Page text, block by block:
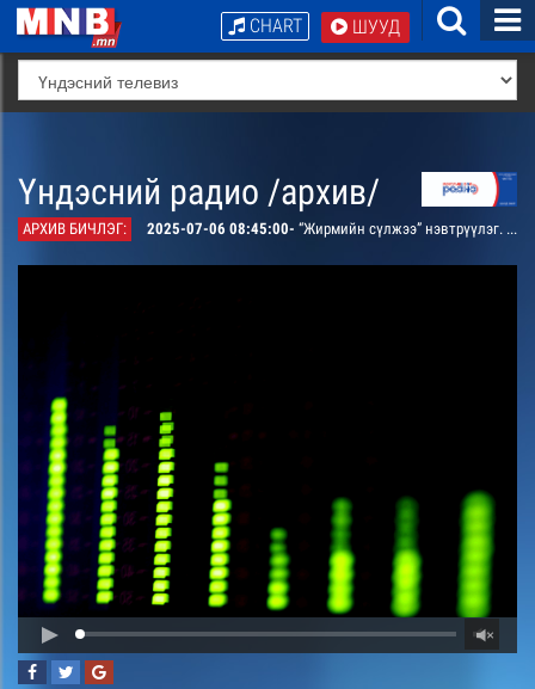
ШУУД
CHART
Үндэсний радио /архив/
АРХИВ БИЧЛЭГ: 2025-07-06 08:45:00- “Жирмийн сүлжээ” нэвтрүүлэг. “Хүний ах” өгүүллэг /давтана/